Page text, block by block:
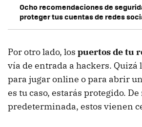
Ocho recomendaciones de
proteger tus cuentas de redes
Por otro lado, los puertos de tu
vía de entrada a hackers. Quizá
para jugar online o para abrir
es tu caso, estarás protegido.
predeterminada, estos vienen